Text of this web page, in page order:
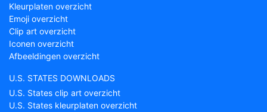
Kleurplaten overzicht
Emoji overzicht
Clip art overzicht
Iconen overzicht
Afbeeldingen overzicht
U.S. STATES DOWNLOADS
U.S. States clip art overzicht
U.S. States kleurplaten overzicht